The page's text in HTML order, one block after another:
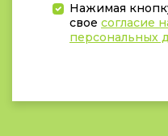
Нажимая
свое согласие
персональных